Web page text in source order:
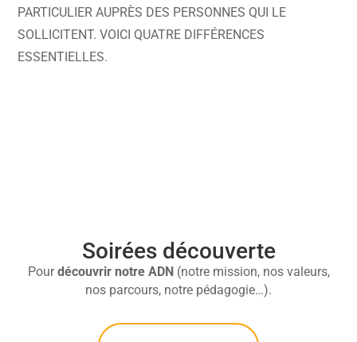
PARTICULIER AUPRÈS DES PERSONNES QUI LE
SOLLICITENT. VOICI QUATRE DIFFÉRENCES
ESSENTIELLES.
Soirées découverte
Pourdécouvrir notre ADN(notre mission, nos valeurs,
nos parcours, notre pédagogie…).